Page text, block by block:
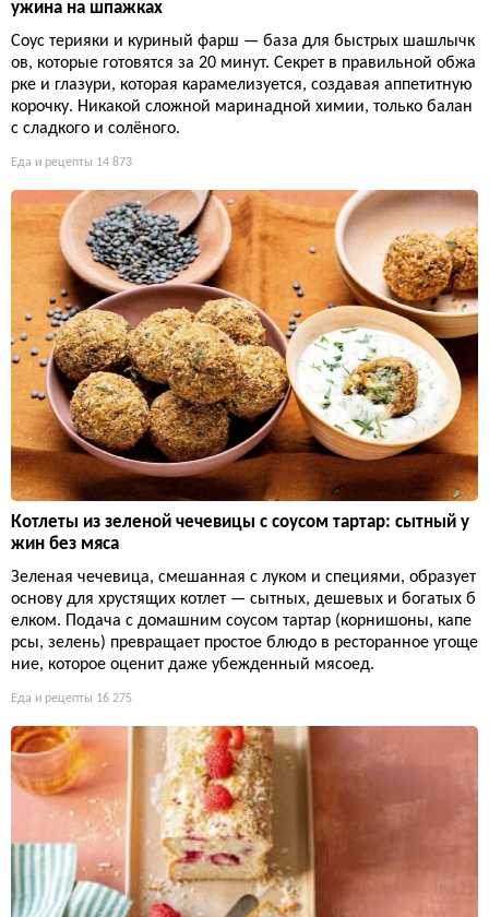
ужина на шпажках
Соус терияки и куриный фарш — база для быстрых шашлычк
ов, которые готовятся за 20 минут. Секрет в правильной обжа
рке и глазури, которая карамелизуется, создавая аппетитную
корочку. Никакой сложной маринадной химии, только балан
с сладкого и солёного.
Еда и рецепты 14 873
Котлеты из зеленой чечевицы с соусом тартар: сытный у
жин без мяса
Зеленая чечевица, смешанная с луком и специями, образует
основу для хрустящих котлет — сытных, дешевых и богатых б
елком. Подача с домашним соусом тартар (корнишоны, капе
рсы, зелень) превращает простое блюдо в ресторанное угоще
ние, которое оценит даже убежденный мясоед.
Еда и рецепты 16 275